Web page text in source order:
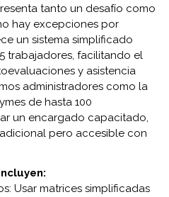
tanto un desafío como
hay excepciones por
un sistema simplificado
trabajadores, facilitando el
y asistencia
administradores como la
de hasta 100
un encargado capacitado,
pero accesible con
Usar matrices simplificadas